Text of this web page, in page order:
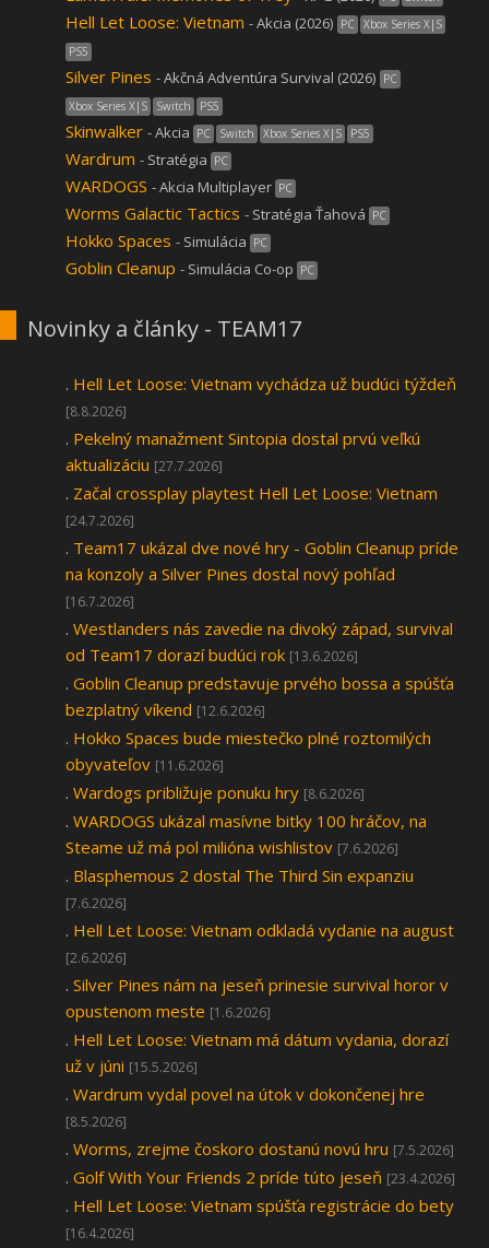
Hell Let Loose: Vietnam - Akcia (2026) PC
Xbox Series X|S
PS5
Silver Pines - Akčná Adventúra Survival (2026) PC
Xbox Series X|S
Switch PS5
Skinwalker - Akcia PC Switch Xbox Series X|S PS5
Wardrum - Stratégia PC
WARDOGS - Akcia Multiplayer PC
Worms Galactic Tactics - Stratégia Ťahová PC
Hokko Spaces - Simulácia PC
Goblin Cleanup - Simulácia Co-op PC
Novinky a články - TEAM17
. Hell Let Loose: Vietnam vychádza už budúci týždeň
[8.8.2026]
. Pekelný manažment Sintopia dostal prvú veľkú
aktualizáciu [27.7.2026]
. Začal crossplay playtest Hell Let Loose: Vietnam
[24.7.2026]
. Team17 ukázal dve nové hry - Goblin Cleanup príde
na konzoly a Silver Pines dostal nový pohľad
[16.7.2026]
. Westlanders nás zavedie na divoký západ, survival
od Team17 dorazí budúci rok [13.6.2026]
. Goblin Cleanup predstavuje prvého bossa a spúšťa
bezplatný víkend [12.6.2026]
. Hokko Spaces bude miestečko plné roztomilých
obyvateľov [11.6.2026]
. Wardogs približuje ponuku hry [8.6.2026]
. WARDOGS ukázal masívne bitky 100 hráčov, na
Steame už má pol milióna wishlistov [7.6.2026]
. Blasphemous 2 dostal The Third Sin expanziu
[7.6.2026]
. Hell Let Loose: Vietnam odkladá vydanie na august
[2.6.2026]
. Silver Pines nám na jeseň prinesie survival horor v
opustenom meste [1.6.2026]
. Hell Let Loose: Vietnam má dátum vydania, dorazí
už v júni [15.5.2026]
. Wardrum vydal povel na útok v dokončenej hre
[8.5.2026]
. Worms, zrejme čoskoro dostanú novú hru [7.5.2026]
. Golf With Your Friends 2 príde túto jeseň [23.4.2026]
. Hell Let Loose: Vietnam spúšťa registrácie do bety
[16.4.2026]